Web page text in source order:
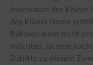
Innenraum des Kölner
des Kölner Doms
Rahmen einer nicht
möchten, ist eine
Zutritts zu diesem